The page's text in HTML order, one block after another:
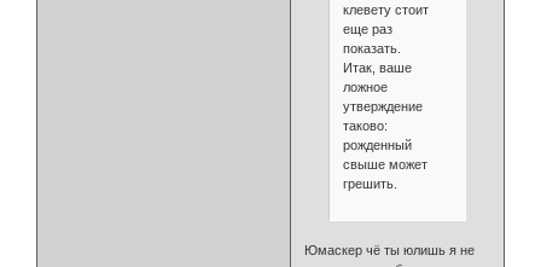
клевету стоит
еще раз
показать.
Итак, ваше
ложное
утверждение
таково:
рожденный
свыше может
грешить.
Юмаскер чё ты юлишь я не